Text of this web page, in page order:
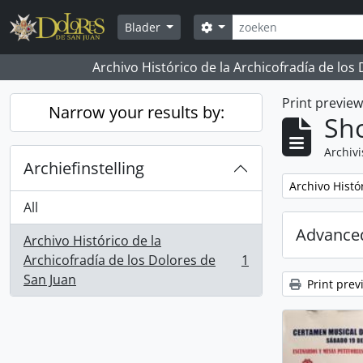
Skip to main content
Blader
zoeken
Search options
Archivo Histórico de la Archicofradía de los
Narrow your results by:
Archiefinstelling
All
Archivo Histórico de la
Archicofradía de los Dolores de
San Juan
, 1 results 1
Print
Remove filter:
Archivo
Print